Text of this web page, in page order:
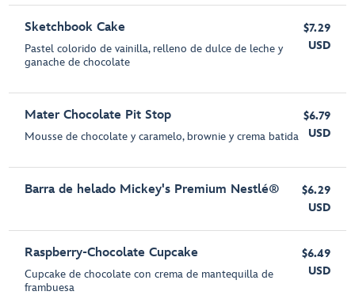
Sketchbook Cake
Pastel colorido de vainilla, relleno de dulce de leche y
ganache de chocolate
$7.29
USD
Mater Chocolate Pit Stop
Mousse de chocolate y caramelo, brownie y crema batida
$6.79
USD
Barra de helado Mickey's Premium Nestlé®
$6.29
USD
Raspberry-Chocolate Cupcake
Cupcake de chocolate con crema de mantequilla de
frambuesa
$6.49
USD